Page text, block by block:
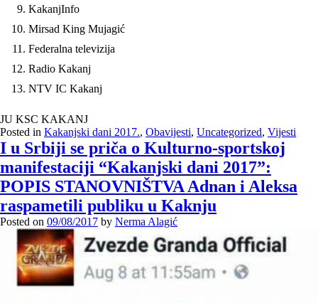
KakanjInfo
Mirsad King Mujagić
Federalna televizija
Radio Kakanj
NTV IC Kakanj
JU KSC KAKANJ
Posted in Kakanjski dani 2017., Obavijesti, Uncategorized, Vijesti
I u Srbiji se priča o Kulturno-sportskoj
manifestaciji “Kakanjski dani 2017”:
POPIS STANOVNIŠTVA Adnan i Aleksa
raspametili publiku u Kaknju
Posted on 09/08/2017 by Nerma Alagić